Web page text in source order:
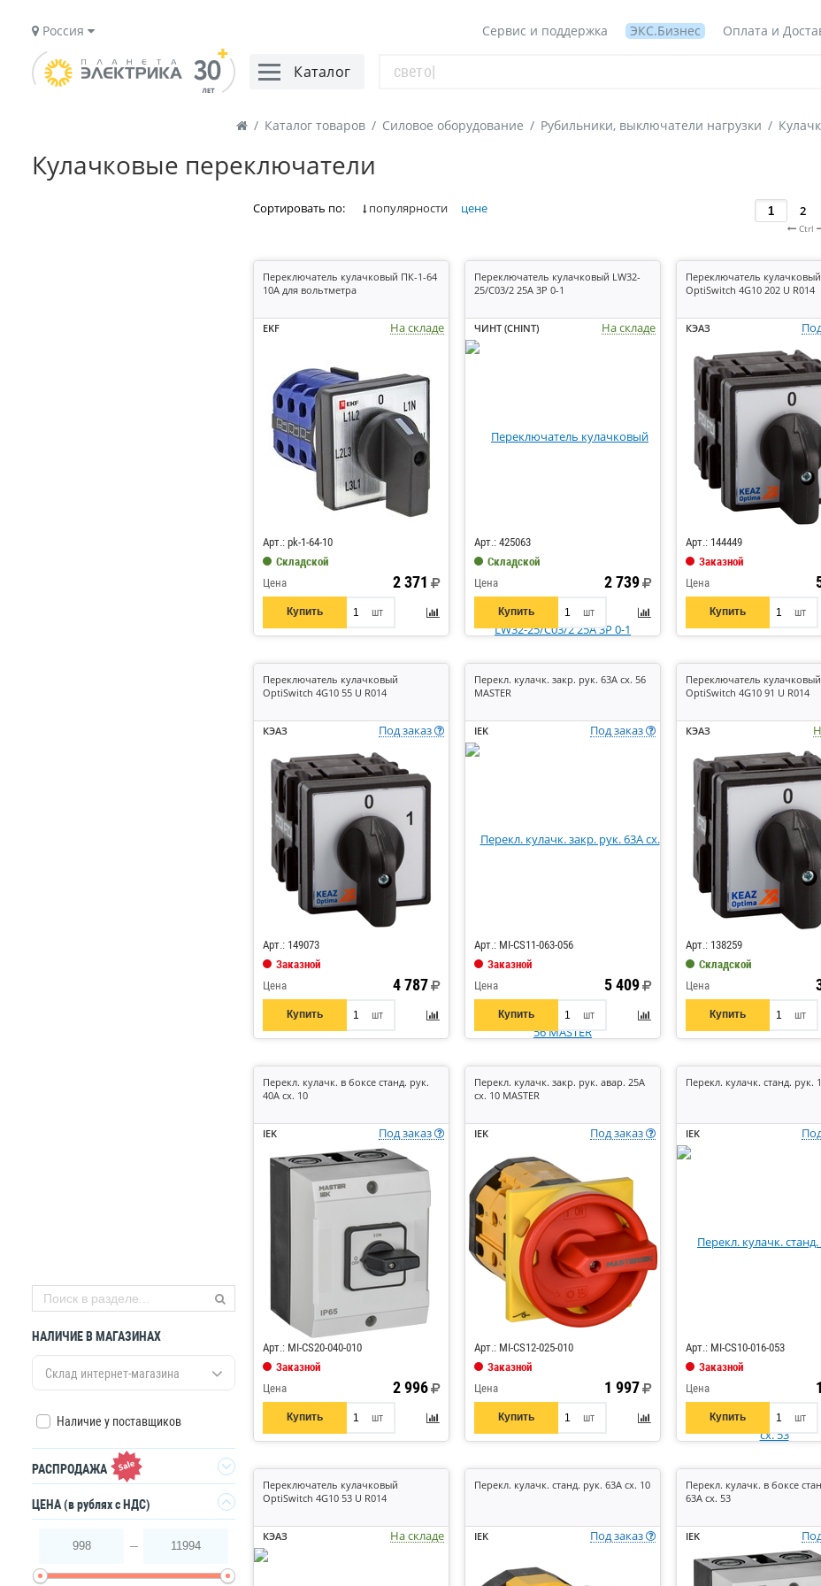
Россия Сервис и поддержка ЭКС.Бизнес Оплата и
Каталог
/ Каталог товаров / Силовое оборудование / Рубильники, выключатели нагрузки /
Кулачковые переключатели
Сортировать по: популярности цене 2
Ctrl
Переключатель кулачковый ПК-1-64
10А для вольтметра
EKF На складе
Арт.: pk-1-64-10
Складской
Цена
2 371
Купить шт
Переключатель кулачковый LW32-
25/C03/2 25А 3Р 0-1
ЧИНТ (CHINT) На складе
Арт.: 425063
Складской
Цена
2 739
Купить шт
Переключатель кулачковый
OptiSwitch 4G10 202 U R014
КЭАЗ
Код: 292182
Арт.: 144449
Заказной
Цена
Купить шт
Переключатель кулачковый
OptiSwitch 4G10 55 U R014
КЭАЗ Под заказ
Код: 312189
Арт.: 149073
Заказной
Цена
4 787
Купить шт
Перекл. кулачк. закр. рук. 63А сх. 56
MASTER
IEK Под заказ
Арт.: MI-CS11-063-056
Заказной
Цена
5 409
Купить шт
Переключатель кулачковый
OptiSwitch 4G10 91 U R014
КЭАЗ
Код: 243816
Арт.: 138259
Складской
Цена
Купить шт
Перекл. кулачк. в боксе станд. рук.
40А сх. 10
IEK Под заказ
Код: 886310
Арт.: MI-CS20-040-010
Заказной
Цена
2 996
Купить шт
Перекл. кулачк. закр. рук. авар. 25А
сх. 10 MASTER
IEK Под заказ
Код: 830627
Арт.: MI-CS12-025-010
Заказной
Цена
1 997
Купить шт
Перекл. кулачк. станд. рук.
IEK
Арт.: MI-CS10-016-053
Заказной
Цена
Купить шт
Переключатель кулачковый
OptiSwitch 4G10 53 U R014
КЭАЗ На складе
Перекл. кулачк. станд. рук. 63А сх. 10
IEK Под заказ
Перекл. кулачк. в боксе
63А сх. 53
IEK
НАЛИЧИЕ В МАГАЗИНАХ
Склад интернет-магазина
Наличие у поставщиков
РАСПРОДАЖА
Да
ЦЕНА(в рублях с НДС)
998 11994